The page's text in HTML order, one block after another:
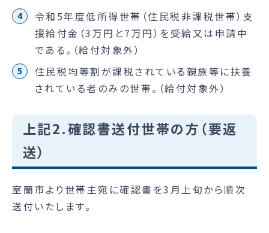
令和5年度低所得世帯（住民税非課税世帯）支
援給付金（3万円と7万円）を受給又は申請中
である。（給付対象外）
住民税均等割が課税されている親族等に扶養
されている者のみの世帯。（給付対象外）
上記2.確認書送付世帯の方（要返
送）
室蘭市より世帯主宛に確認書を3月上旬から順次
送付いたします。